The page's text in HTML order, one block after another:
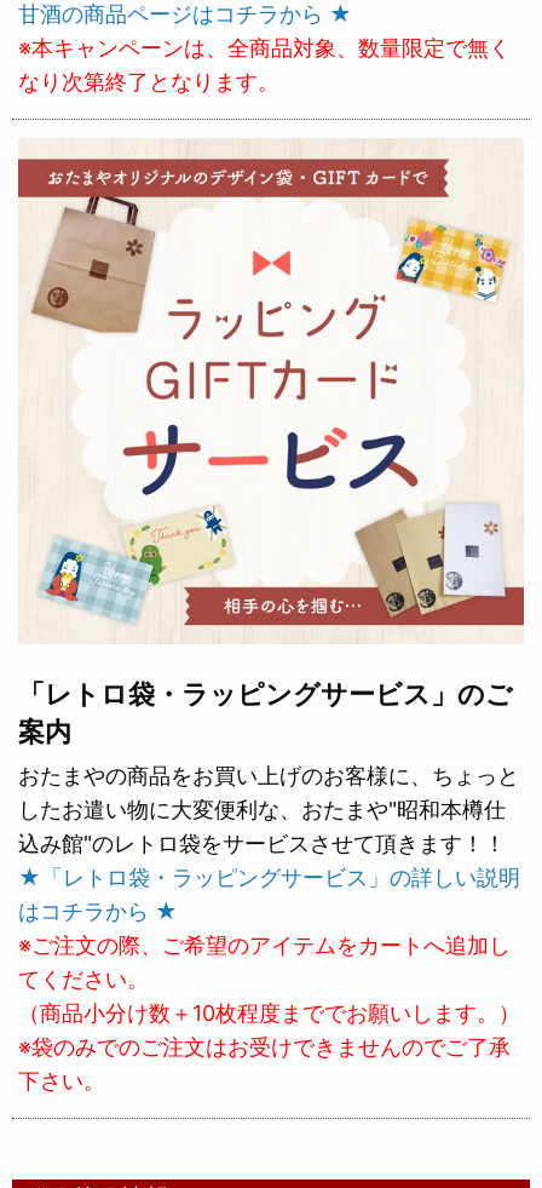
甘酒の商品ページはコチラから ★
※本キャンペーンは、全商品対象、数量限定で無く
なり次第終了となります。
「レトロ袋・ラッピングサービス」のご
案内
おたまやの商品をお買い上げのお客様に、ちょっと
したお遣い物に大変便利な、おたまや"昭和本樽仕
込み館"のレトロ袋をサービスさせて頂きます！！
★「レトロ袋・ラッピングサービス」の詳しい説明
はコチラから ★
※ご注文の際、ご希望のアイテムをカートへ追加し
てください。
（商品小分け数＋10枚程度まででお願いします。）
※袋のみでのご注文はお受けできませんのでご了承
下さい。